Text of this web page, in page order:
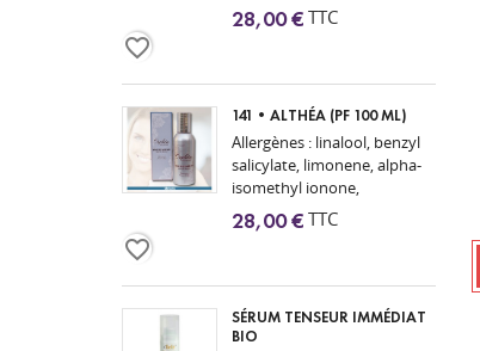
28,00 € TTC
favorite_border
141•ALTHÉA (PF 100 ML)
Allergènes : linalool, benzyl
salicylate, limonene, alpha-
isomethyl ionone,
citronellol, coumarin, citral,
geraniol, benzyl benzoate
28,00 € TTC
favorite_border
SÉRUM TENSEUR IMMÉDIAT
BIO